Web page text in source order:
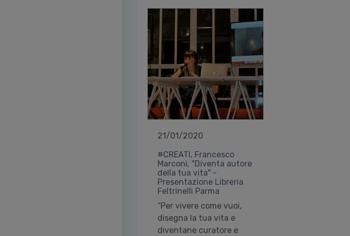
21/01/2020
#CREATI, Francesco
Marconi, "Diventa autore
della tua vita" -
Presentazione Libreria
Feltrinelli Parma
“Per vivere come vuoi,
disegna la tua vita e
diventane curatore e